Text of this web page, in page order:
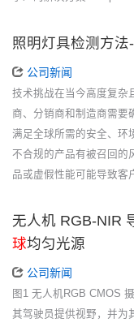
照明灯具检测方法
公司新闻
技术挑战在当今高度复杂
商、分销商和制造商需要
满足全球所需的安全、环
不合规的产品有被召回的
品或虚假性能可能导致
无人机 RGB-NIR
球均匀光源
公司新闻
图1 无人机RGB CMOS
其驾驶员提供视野，并为